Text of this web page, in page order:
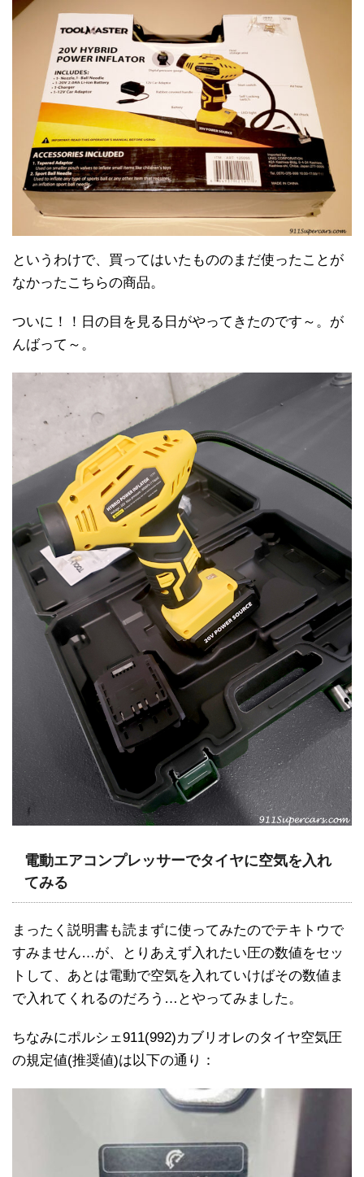
というわけで、買ってはいたもののまだ使ったことが
なかったこちらの商品。
ついに！！日の目を見る日がやってきたのです～。が
んばって～。
電動エアコンプレッサーでタイヤに空気を入れ
てみる
まったく説明書も読まずに使ってみたのでテキトウで
すみません…が、とりあえず入れたい圧の数値をセッ
トして、あとは電動で空気を入れていけばその数値ま
で入れてくれるのだろう…とやってみました。
ちなみにポルシェ911(992)カブリオレのタイヤ空気圧
の規定値(推奨値)は以下の通り：